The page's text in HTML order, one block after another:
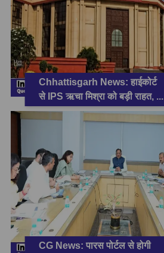
Chhattisgarh News: हाईकोर्ट
से IPS ऋचा मिश्रा को बड़ी राहत, ...
CG News: पारस पोर्टल से होगी